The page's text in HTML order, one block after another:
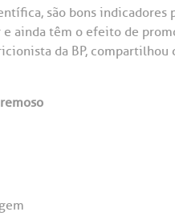
são bons
e ainda têm o efeito de
da BP,